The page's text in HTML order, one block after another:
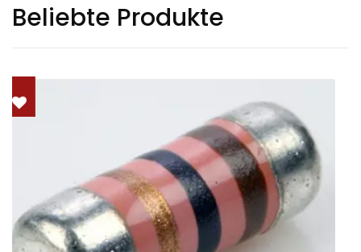
Beliebte Produkte